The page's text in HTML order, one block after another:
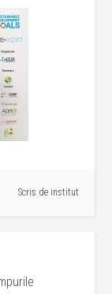
Scris de institut